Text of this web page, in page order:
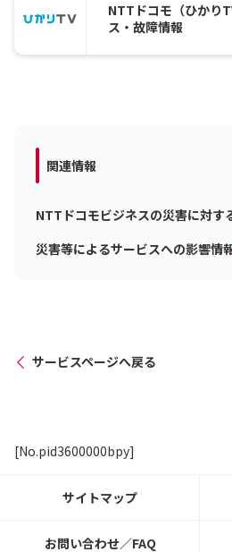
NTTドコモ（ひかり
ス・故障情報
関連情報
NTTドコモビジネスの災害に対す
災害等によるサービスへの影響情
サービスページへ戻る
[No.pid3600000bpy]
サイトマップ
お問い合わせ／FAQ